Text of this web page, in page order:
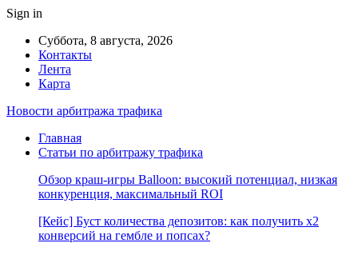
Sign in
Суббота, 8 августа, 2026
Контакты
Лента
Карта
Новости арбитража трафика
Главная
Статьи по арбитражу трафика
Обзор краш-игры Balloon: высокий потенциал, низкая
конкуренция, максимальный ROI
[Кейс] Буст количества депозитов: как получить х2
конверсий на гембле и попсах?